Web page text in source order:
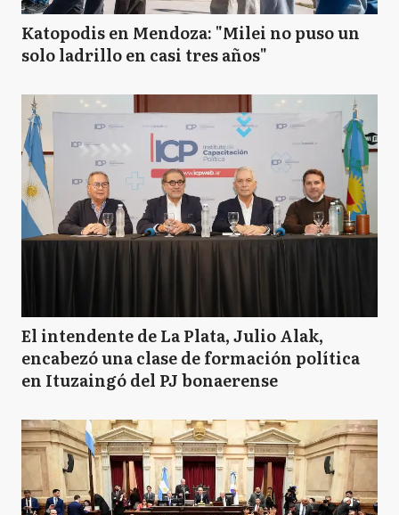
Katopodis en Mendoza: "Milei no puso un
solo ladrillo en casi tres años"
El intendente de La Plata, Julio Alak,
encabezó una clase de formación política
en Ituzaingó del PJ bonaerense